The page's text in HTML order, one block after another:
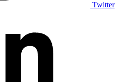
Twitter